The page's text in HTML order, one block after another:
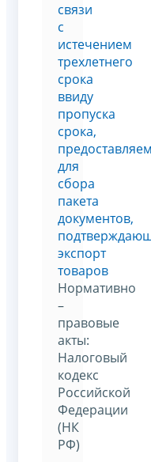
связи
с
истечением
трехлетнего
срока
ввиду
пропуска
срока,
для
сбора
пакета
документов,
экспорт
товаров
Нормативно
–
правовые
акты:
Налоговый
кодекс
Российской
Федерации
(НК
РФ)